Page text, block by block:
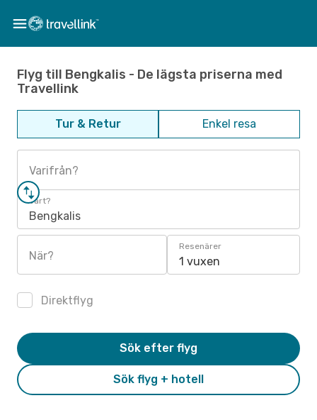
Flyg till Bengkalis - De lägsta priserna med
Travellink
Tur & Retur Enkel resa
Varifrån?
Vart?
Bengkalis
När?
Resenärer
1 vuxen
Direktflyg
Sök flyg + hotell
Sök efter flyg